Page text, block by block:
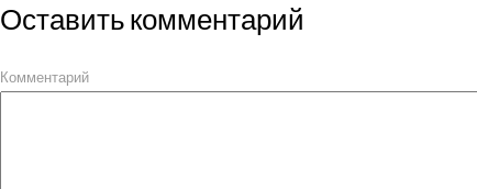
Оставить комментарий
Комментарий